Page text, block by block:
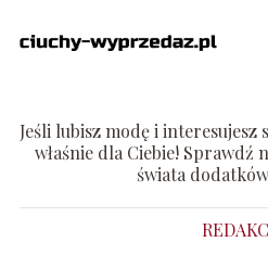
Jeśli lubisz modę i
właśnie dla Ciebie! Sprawdź
świata